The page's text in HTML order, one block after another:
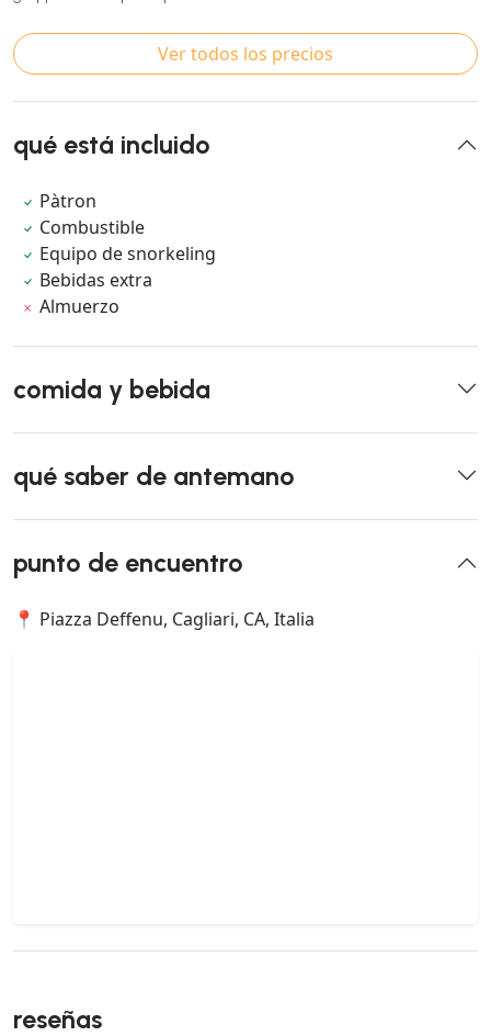
Ver todos los precios
qué está incluido
Pàtron
Combustible
Equipo de snorkeling
Bebidas extra
Almuerzo
comida y bebida
qué saber de antemano
punto de encuentro
📍 Piazza Deffenu, Cagliari, CA, Italia
reseñas